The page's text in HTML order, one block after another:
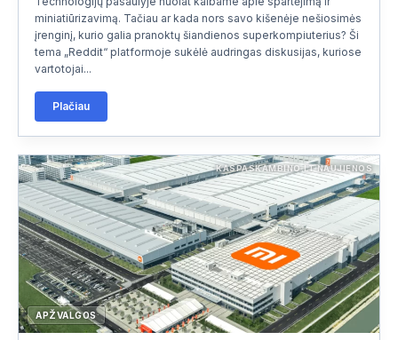
+370697
KAIMYNINĖS ŠALYS (5)
SKANDINAVIJA(5)
PIETŲ EUROPA (8) ▾
VIDURIO IR RYTŲ EUROPA(6) ▾
BALKANŲ ŠALYS(7) ▾
RUSIJA IR KAUKAZAS(4) ▾
miniatiūrizavimą. Tačiau ar kada nors savo kišenėje nešiosimės
įrenginį, kurio galia pranoktų šiandienos superkompiuterius? Ši
tema „Reddit“ platformoje sukėlė audringas diskusijas, kuriose
vartotojai...
Plačiau
KASPASKAMBINO.LT NAUJIENOS
APŽVALGOS